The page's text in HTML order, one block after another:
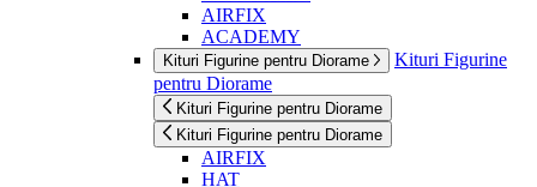
AIRFIX
ACADEMY
Kituri Figurine pentru Diorame
Kituri Figurine
pentru Diorame
Kituri Figurine pentru Diorame
Kituri Figurine pentru Diorame
AIRFIX
HAT